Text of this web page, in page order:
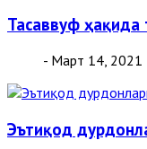
Тасаввуф
- Март 14, 2021
Эътиқод